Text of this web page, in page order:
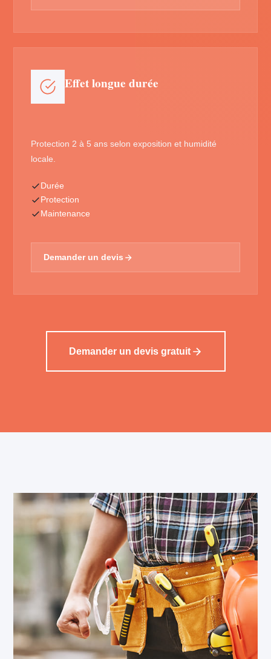
Effet longue durée
Protection 2 à 5 ans selon exposition et humidité
locale.
Durée
Protection
Maintenance
Demander un devis
Demander un devis gratuit